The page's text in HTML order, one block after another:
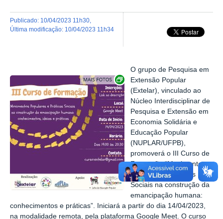
publicado: 10/04/2023 11h30
última modificação: 10/04/2023 11h34
Exibir carrossel de imagens
O grupo de Pesquisa em
Extensão Popular
(Extelar), vinculado ao
Núcleo Interdisciplinar de
Pesquisa e Extensão em
Economia Solidária e
Educação Popular
(NUPLAR/UFPB),
promoverá o III Curso de
Formação “Movimentos
Populares e Práticas
Sociais na construção da
emancipação humana:
conhecimentos e práticas”. Iniciará a partir do dia 14/04/2023,
na modalidade remota, pela plataforma Google Meet. O curso